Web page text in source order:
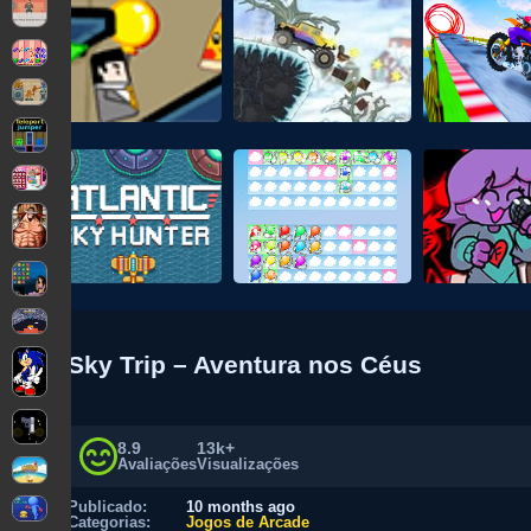
Sky Trip – Aventura nos Céus
8.9
Avaliações
13k+
Visualizações
Publicado:
10 months ago
Categorias:
Jogos de Arcade